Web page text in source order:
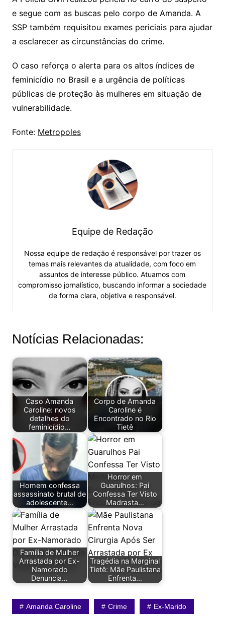
e segue com as buscas pelo corpo de Amanda. A
SSP também requisitou exames periciais para ajudar
a esclarecer as circunstâncias do crime.
O caso reforça o alerta para os altos índices de
feminicídio no Brasil e a urgência de políticas
públicas de proteção às mulheres em situação de
vulnerabilidade.
Fonte: Metropoles
Equipe de Redação
Nossa equipe de redação é responsável por trazer os
temas mais relevantes da atualidade, com foco em
assuntos de interesse público. Atuamos com
compromisso jornalístico, buscando informar a sociedade
de forma clara, objetiva e responsável.
Notícias Relacionadas:
Caso Amanda
Caroline: novos
detalhes do
feminicídio…
Corpo de Amanda
Caroline é
Encontrado no Rio
Tietê
Homem confessa
assassinato brutal de
adolescente…
Horror em
Guarulhos: Pai
Confessa Ter Visto
Madrasta…
Família de Mulher
Arrastada por Ex-
Namorado
Denuncia…
Tragédia na Marginal
Tietê: Mãe Paulistana
Enfrenta…
Amanda Caroline Crime Ex-Marido